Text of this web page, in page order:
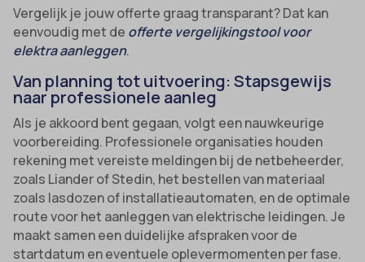
Vergelijk je jouw offerte graag transparant? Dat kan
eenvoudig met de offerte vergelijkingstool voor
elektra aanleggen.
Van planning tot uitvoering: Stapsgewijs
naar professionele aanleg
Als je akkoord bent gegaan, volgt een nauwkeurige
voorbereiding. Professionele organisaties houden
rekening met vereiste meldingen bij de netbeheerder,
zoals Liander of Stedin, het bestellen van materiaal
zoals lasdozen of installatieautomaten, en de optimale
route voor het aanleggen van elektrische leidingen. Je
maakt samen een duidelijke afspraken voor de
startdatum en eventuele oplevermomenten per fase.